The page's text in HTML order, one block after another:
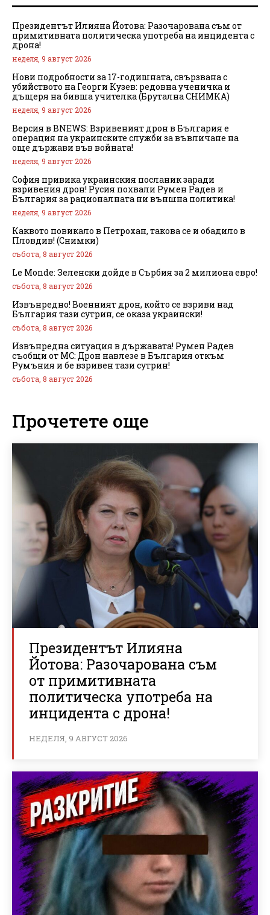
Президентът Илияна Йотова: Разочарована съм от
примитивната политическа употреба на инцидента с
дрона!
неделя, 9 август 2026
Нови подробности за 17-годишната, свързвана с
убийството на Георги Кузев: редовна ученичка и
дъщеря на бивша учителка (Брутална СНИМКА)
неделя, 9 август 2026
Версия в BNEWS: Взривеният дрон в България е
операция на украинските служби за въвличане на
още държави във войната!
неделя, 9 август 2026
София привика украинския посланик заради
взривения дрон! Русия похвали Румен Радев и
България за рационалната ни външна политика!
неделя, 9 август 2026
Каквото повикало в Петрохан, такова се и обадило в
Пловдив! (Снимки)
събота, 8 август 2026
Le Monde: Зеленски дойде в Сърбия за 2 милиона евро!
събота, 8 август 2026
Извънредно! Военният дрон, който се взриви над
България тази сутрин, се оказа украински!
събота, 8 август 2026
Извънредна ситуация в държавата! Румен Радев
съобщи от МС: Дрон навлезе в България откъм
Румъния и бе взривен тази сутрин!
събота, 8 август 2026
Прочетете още
Президентът Илияна
Йотова: Разочарована съм
от примитивната
политическа употреба на
инцидента с дрона!
НЕДЕЛЯ, 9 АВГУСТ 2026